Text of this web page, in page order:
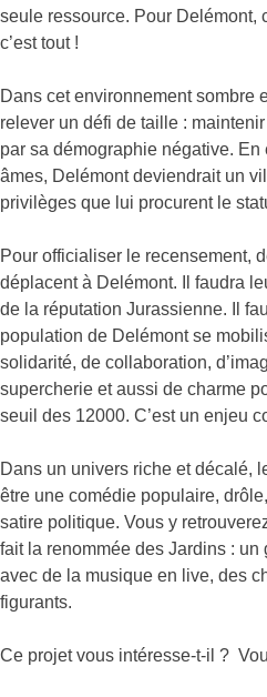
seule ressource. Pour Delémont,
c’est tout !
Dans cet environnement sombre
relever un défi de taille :
par sa démographie négative. En
âmes, Delémont deviendrait un
privilèges que lui procurent le
Pour officialiser le recensement,
déplacent à Delémont. Il faudra
de la réputation Jurassienne. Il
population de Delémont se
solidarité, de collaboration,
supercherie et aussi de charme
seuil des 12000. C’est un enjeu
Dans un univers riche et décalé,
être une comédie populaire,
satire politique. Vous y
fait la renommée des Jardins :
avec de la musique en live, des
figurants.
Ce projet vous intéresse-t-il ?